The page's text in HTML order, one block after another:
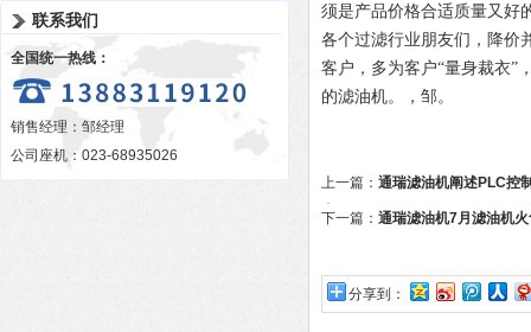
联系我们
全国统一热线：
销售经理：邹经理
公司座机：023-68935026
须是产品价格合适质量又好
各个过滤行业朋友们，降价
客户，多为客户“量身裁衣”
的滤油机。，邹。
上一篇： 通瑞滤油机阐述PLC控
应用
下一篇： 通瑞滤油机7月滤油机
分享到：